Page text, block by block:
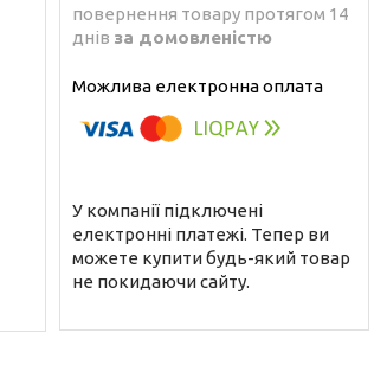
повернення товару протягом 14
днів за домовленістю
У компанії підключені
електронні платежі. Тепер ви
можете купити будь-який товар
не покидаючи сайту.